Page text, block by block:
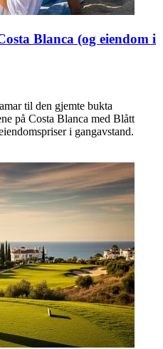
Blanca (og eiendom i
til den gjemte bukta
på Costa Blanca med Blått
i gangavstand.